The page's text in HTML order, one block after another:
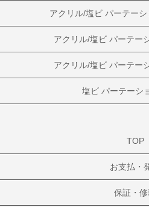
アクリル/塩ビ パーテー
アクリル/塩ビ パーテー
アクリル/塩ビ パーテー
塩ビ パーテーシ
TOP
お支払・
保証・修